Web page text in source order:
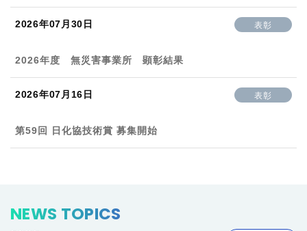
2026年07月30日 表彰
2026年度 無災害事業所 顕彰結果
2026年07月16日 表彰
第59回 日化協技術賞 募集開始
NEWS TOPICS